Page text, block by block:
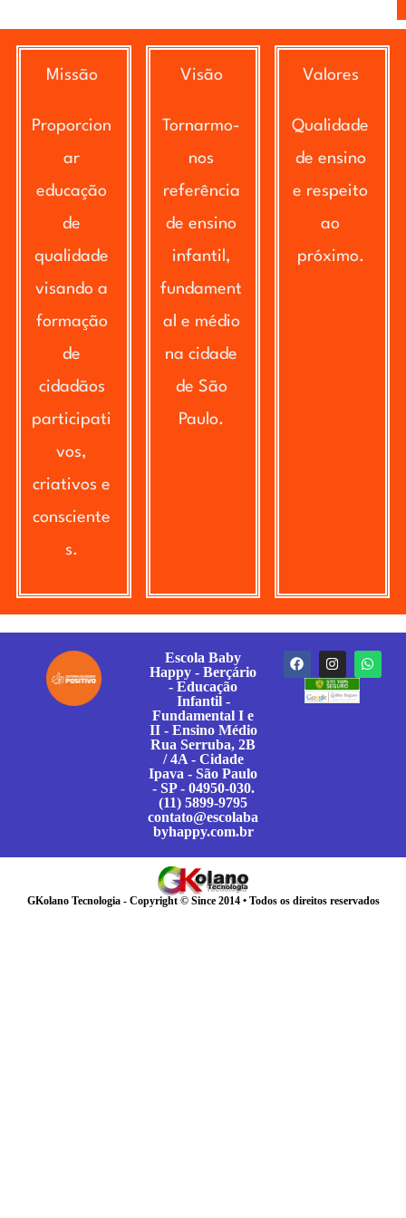
Missão
Proporcion
ar
educação
de
qualidade
visando a
formação
de
cidadãos
participati
vos,
criativos e
consciente
s.
Visão
Tornarmo-
nos
referência
de ensino
infantil,
fundament
al e médio
na cidade
de São
Paulo.
Valores
Qualidade
de ensino
e respeito
ao
próximo.
Escola Baby
Happy - Berçário
- Educação
Infantil -
Fundamental I e
II - Ensino Médio
Rua Serruba, 2B
/ 4A - Cidade
Ipava - São Paulo
- SP - 04950-030.
(11) 5899-9795
contato@escolaba
byhappy.com.br
GKolano Tecnologia - Copyright © Since 2014 • Todos os direitos reservados